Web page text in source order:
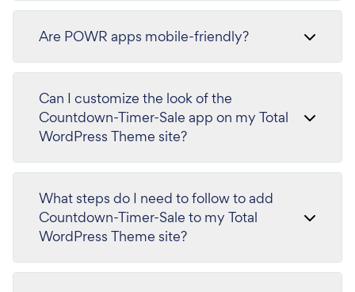
Are POWR apps mobile-friendly?
Can I customize the look of the
Countdown-Timer-Sale app on my Total
WordPress Theme site?
What steps do I need to follow to add
Countdown-Timer-Sale to my Total
WordPress Theme site?